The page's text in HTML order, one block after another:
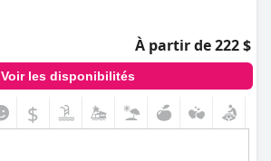
À partir de 222 $
Voir les disponibilités
$